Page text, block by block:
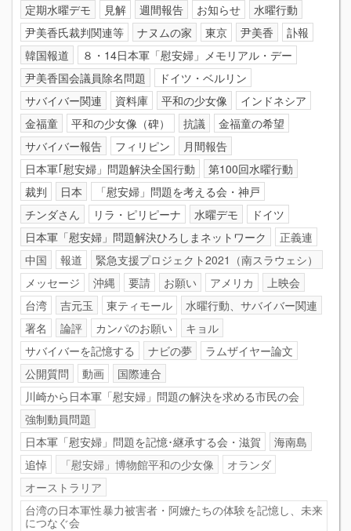
定期水曜デモ
見解 週間報告 お知らせ
水曜行動
尹美香氏裁判関連等
ナヌムの家 東京 尹美香
訃報
韓国報道
８・14日本軍「慰安婦」メモリアル・デー
尹美香国会議員除名問題
ドイツ・ベルリン
サバイバー関連
資料庫 平和の少女像
インドネシア
金福童
平和の少女像（碑） 抗議
金福童の希望
サバイバー報告
フィリピン
月間報告
日本軍｢慰安婦」問題解決全国行動
第100回水曜行動
裁判
日本
「慰安婦」問題を考える会・神戸
チンダさん
リラ・ピリピーナ 水曜デモ
ドイツ
日本軍「慰安婦」問題解決ひろしまネットワーク
正義連
中国
報道
緊急支援プロジェクト2021（南スラウェシ）
メッセージ
沖縄 要請 お願い アメリカ
上映会
台湾
吉元玉 東ティモール
水曜行動、サバイバー関連
署名
論評 カンパのお願い
キョル
サバイバーを記憶する
ナビの夢
ラムザイヤー論文
公開質問
動画
国際連合
川崎から日本軍「慰安婦」問題の解決を求める市民の会
強制動員問題
日本軍「慰安婦」問題を記憶･継承する会・滋賀
海南島
追悼
「慰安婦」博物館平和の少女像
オランダ
オーストラリア
台湾の日本軍性暴力被害者・阿嬤たちの体験を記憶し、未来
につなぐ会